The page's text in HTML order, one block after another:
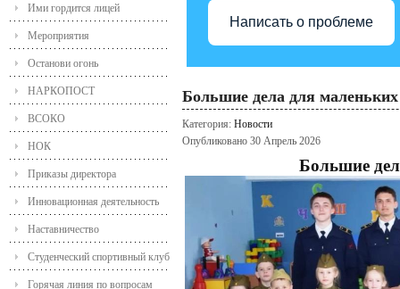
Ими гордится лицей
Мероприятия
Останови огонь
НАРКОПОСТ
ВСОКО
НОК
Приказы директора
Инновационная деятельность
Наставничество
Студенческий спортивный клуб
Горячая линия по вопросам
Написать о проблеме
Большие дела для маленьких
Категория: Новости
Опубликовано 30 Апрель 2026
Большие